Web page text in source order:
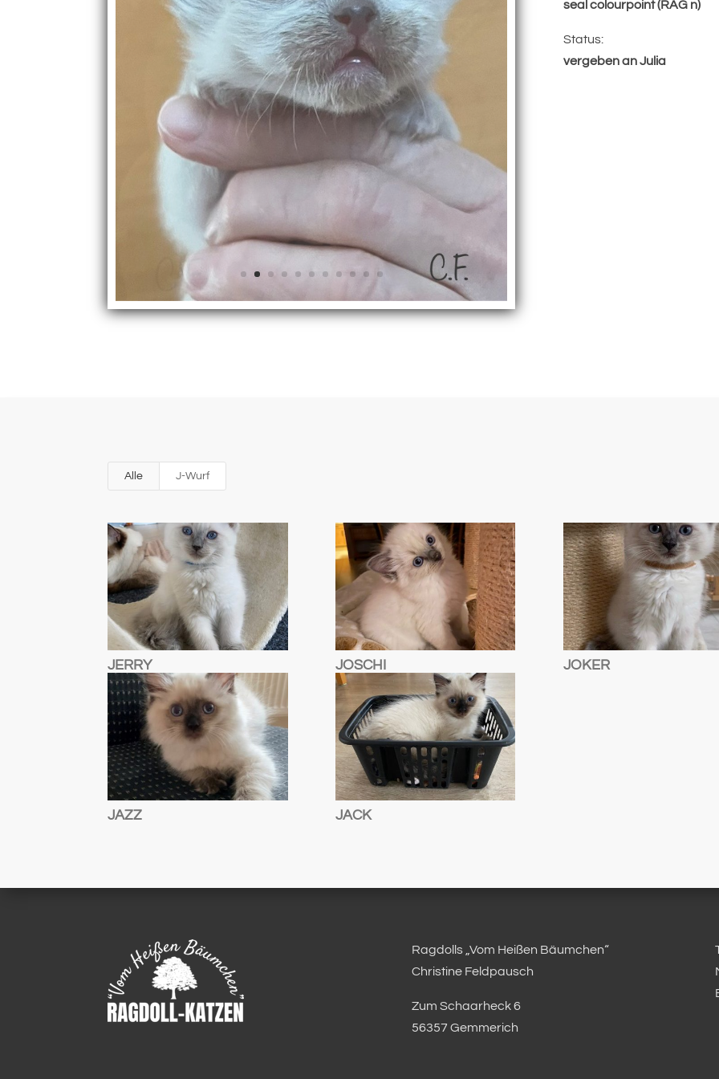
seal colourpoint (RAG n)
Status:
vergeben an Julia
Alle J-Wurf
JERRY JOSCHI JOKER
JAZZ JACK
Ragdolls „Vom Heißen Bäumchen“
Christine Feldpausch
Zum Schaarheck 6
56357 Gemmerich